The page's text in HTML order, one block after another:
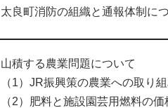
太良町消防の組織と通報体制に
山積する農業問題について
（1）JR振興策の農業への取り
（2）肥料と施設園芸用燃料の